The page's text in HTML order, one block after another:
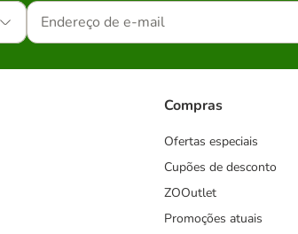
Compras
Ofertas especiais
Cupões de desconto
ZOOutlet
Promoções atuais